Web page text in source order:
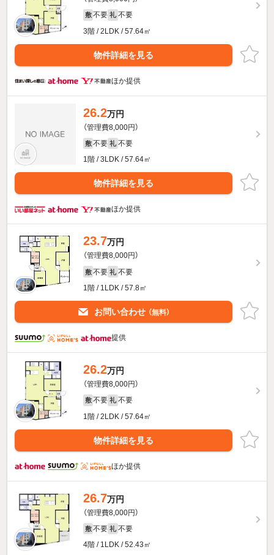
敷 不要 礼 不要
3階 / 2LDK / 57.64㎡
物件詳細を見る
ほか提供
26.2万円
（管理費8,000円）
敷 不要 礼 不要
1階 / 3LDK / 57.64㎡
物件詳細を見る
ほか提供
23.7万円
（管理費8,000円）
敷 不要 礼 不要
1階 / 1LDK / 57.8㎡
お問い合わせ （無料）
提供
26.2万円
（管理費8,000円）
敷 不要 礼 不要
1階 / 2LDK / 57.64㎡
物件詳細を見る
ほか提供
26.7万円
（管理費8,000円）
敷 不要 礼 不要
4階 / 1LDK / 52.43㎡